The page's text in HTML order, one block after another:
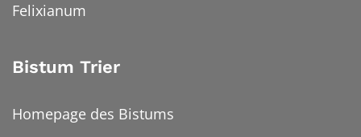
Felixianum
Bistum Trier
Homepage des Bistums